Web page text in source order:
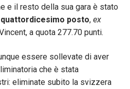
e il resto della sua gara è stato
quattordicesimo posto, ex
a quota 277.70 punti.
essere sollevate di aver
che è stata
eliminate subito la svizzera